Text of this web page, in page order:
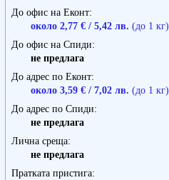
До офис на Еконт
около 2,77 € / 5,42 лв. (до 1 кг)
До офис на Спиди
не предлага
До адрес по Еконт
около 3,59 € / 7,02 лв. (до 1 кг)
До адрес по Спиди
не предлага
Лична среща
не предлага
Пратката пристига